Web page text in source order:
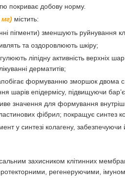
покриває добову норму.
мг) містить:
пігменти) зменшують руйнування
та оздоровлюють шкіру;
ліпідну активність верхніх
дерматитів;
формуванню зморшок двома
шарів епідермісу, підвищуючи
значення для формування
фібрил; покращує синтез
у синтезі колагену,
захисником клітинних
регенеруючими,